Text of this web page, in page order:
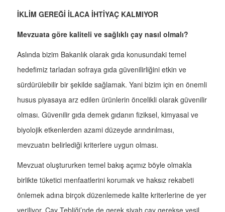
İKLİM GEREĞİ İLACA İHTİYAÇ KALMIYOR
Mevzuata göre kaliteli ve sağlıklı çay nasıl olmalı?
Aslında bizim Bakanlık olarak gıda konusundaki temel
hedefimiz tarladan sofraya gıda güvenilirliğini etkin ve
sürdürülebilir bir şekilde sağlamak. Yani bizim için en önemli
husus piyasaya arz edilen ürünlerin öncelikli olarak güvenilir
olması. Güvenilir gıda demek gıdanın fiziksel, kimyasal ve
biyolojik etkenlerden azami düzeyde arındırılması,
mevzuatın belirlediği kriterlere uygun olması.
Mevzuat oluştururken temel bakış açımız böyle olmakla
birlikte tüketici menfaatlerini korumak ve haksız rekabeti
önlemek adına birçok düzenlemede kalite kriterlerine de yer